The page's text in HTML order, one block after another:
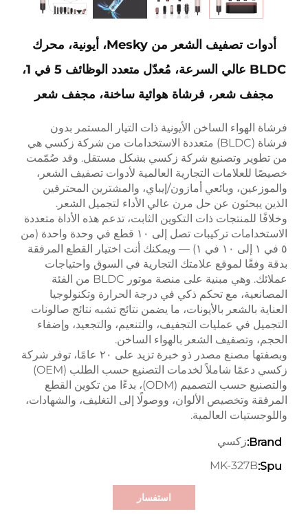
أدوات تصفيف الشعر من Mesky، أيونية، محرك
BLDC عالي السرعة، مُعدّل متعدد الوظائف 5 في 1،
مجفف شعر، فرشاة هوائية ساخنة، مجفف شعر
فرشاة الهواء الساخن الأيونية ذات التيار المستمر بدون
فرشاة (BLDC) متعددة الاستخدامات من شركة زكسي هي
من تطوير وتصنيع شركة زكسي بشكل مستقل. وقد صُمّمت
خصيصًا للعلامات التجارية العالمية لأدوات تصفيف الشعر،
والموزعين، وبائعي أمازون/إيباي، والمشترين المحترفين
الذين يبحثون عن حل مرن عالي الأداء لتجميل الشعر.
وخلافًا للمنتجات ذات التكوين الثابت، تدعم هذه الأداة متعددة
الاستخدامات تركيبات تصل إلى ١٠ قطع في وحدة واحدة (من
٥ في ١ إلى ١٠ في ١) — ويمكنك أنت اختيار القطع المرفقة
بدقة وفقًا لموقع علامتك التجارية في السوق واحتياجات
عملائك. وهي مبنية على منصة موتور BLDC من الفئة
المصانعية، مع تحكم ذكي في درجة الحرارة وتكنولوجيا
العناية بالشعر بالأيونات، ما يضمن نتائج تشبه نتائج صالونات
التجميل في عمليات التجفيف، والتنعيم، والتجعيد، وإضفاء
الحجم، وتصفيف الشعر بالهواء الساخن.
وبصفتها مصنع مصدر ذو خبرة تزيد على ٢٠ عامًا، توفر شركة
زكسي دعمًا شاملاً لخدمات التصنيع حسب الطلب (OEM)
والتصنيع حسب التصميم (ODM)، بدءًا من تكوين القطع
المرفقة وتخصيص الألوان، ووصولًا إلى التغليف، والشهادات،
واللوجستيات العالمية.
Brand: زكسي
Spu:
MK-327B
استفسار